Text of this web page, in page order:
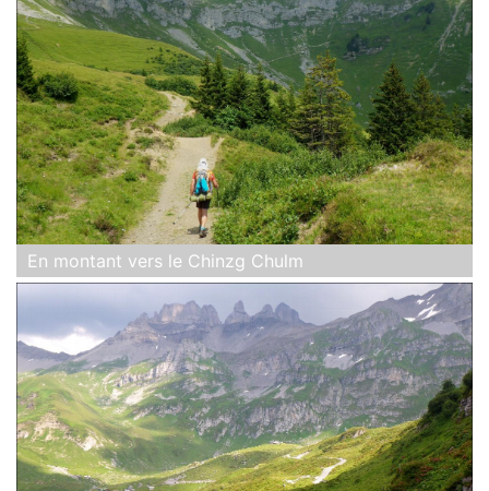
En montant vers le Chinzg Chulm